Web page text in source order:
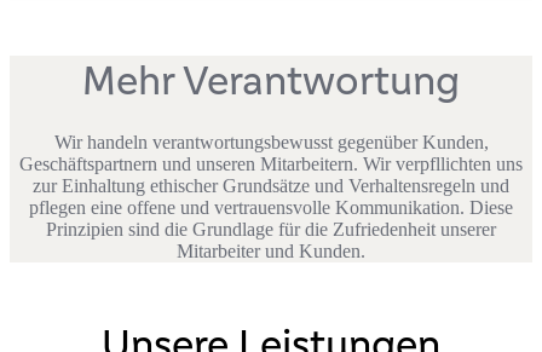
Mehr Verantwortung
Wir handeln verantwortungsbewusst gegenüber Kunden,
Geschäftspartnern und unseren Mitarbeitern. Wir verpfllichten uns
zur Einhaltung ethischer Grundsätze und Verhaltensregeln und
pflegen eine offene und vertrauensvolle Kommunikation. Diese
Prinzipien sind die Grundlage für die Zufriedenheit unserer
Mitarbeiter und Kunden.